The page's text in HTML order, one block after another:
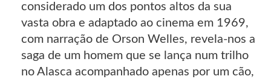
considerado um dos pontos altos da sua
vasta obra e adaptado ao cinema em 1969,
com narração de Orson Welles, revela-nos a
saga de um homem que se lança num trilho
no Alasca acompanhado apenas por um cão,